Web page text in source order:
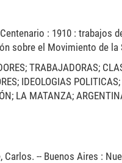
: 1910 : trabajos
sobre el Movimiento de la
TRABAJADORAS;
IDEOLOGIAS
LA MATANZA;
-- Buenos Aires :